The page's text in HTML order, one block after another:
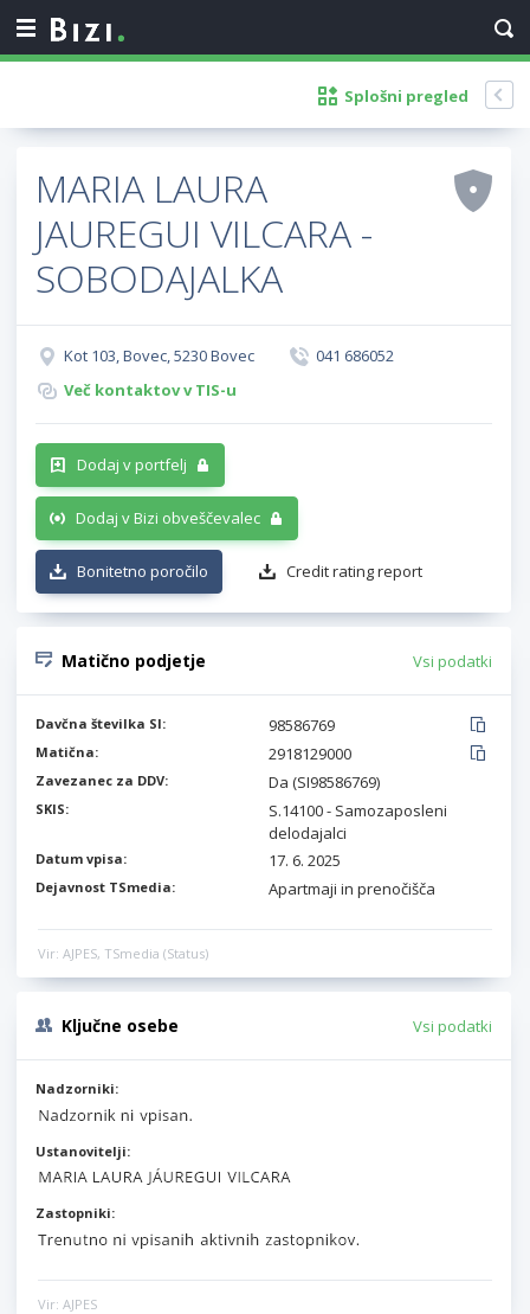
Splošni pregled
MARIA LAURA
JAUREGUI VILCARA -
SOBODAJALKA
Kot 103, Bovec, 5230 Bovec
041 686052
Več kontaktov v TIS-u
Dodaj v portfelj
Dodaj v Bizi obveščevalec
Bonitetno poročilo Credit rating report
Matično podjetje Vsi podatki
Davčna številka SI: 98586769
Matična: 2918129000
Zavezanec za DDV: Da (SI98586769)
SKIS:
S.14100 - Samozaposleni
delodajalci
Datum vpisa: 17. 6. 2025
Dejavnost TSmedia: Apartmaji in prenočišča
Vir: AJPES, TSmedia (Status)
Ključne osebe Vsi podatki
Nadzorniki:
Ustanovitelji:
Zastopniki:
Vir: AJPES